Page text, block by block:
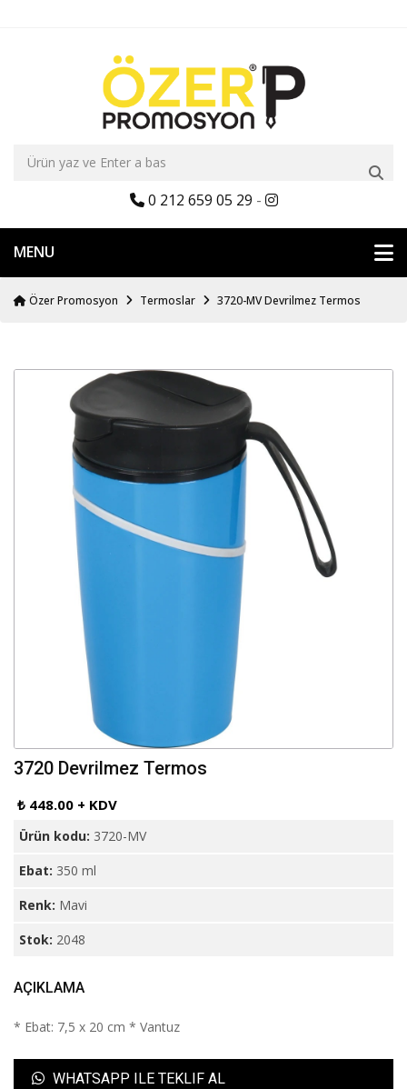
0 212 659 05 29 -
MENU
Özer Promosyon Termoslar 3720-MV Devrilmez Termos
3720 Devrilmez Termos
₺ 448.00 + KDV
Ürün kodu: 3720-MV
Ebat: 350 ml
Renk: Mavi
Stok: 2048
AÇIKLAMA
* Ebat: 7,5 x 20 cm * Vantuz
WHATSAPP ILE TEKLIF AL